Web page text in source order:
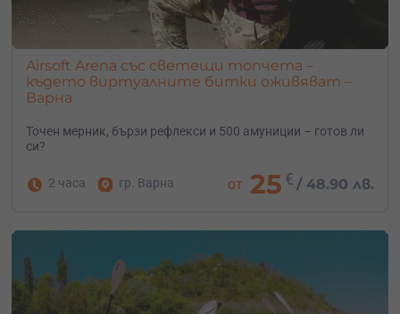
Airsoft Arena със светещи топчета –
където виртуалните битки оживяват –
Варна
Точен мерник, бързи рефлекси и 500 амуниции – готов ли
си?
2 часа гр. Варна от 25 € / 48.90 лв.